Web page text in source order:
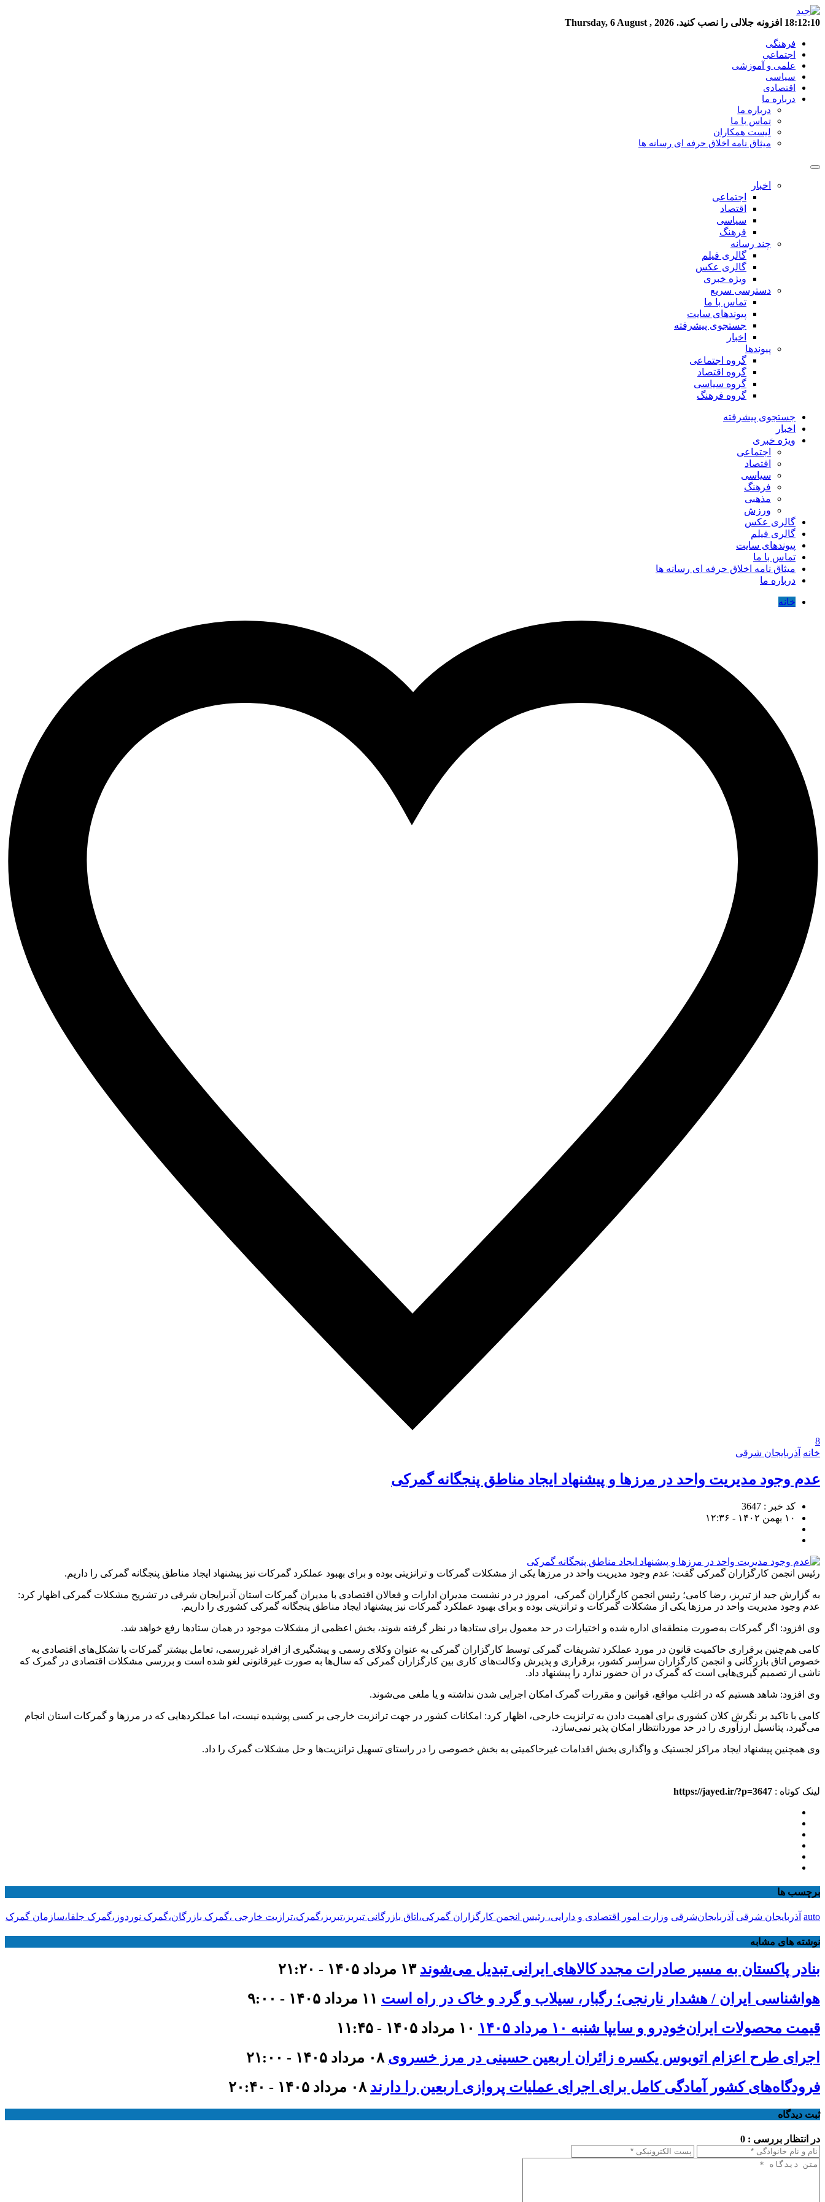
18:12:11 افزونه جلالی را نصب کنید. Thursday, 6 August , 2026
فرهنگی
اجتماعی
علمی و آموزشی
سیاسی
اقتصادی
درباره ما
درباره ما
تماس با ما
لیست همکاران
میثاق نامه اخلاق حرفه ای رسانه ها
اخبار
اجتماعی
اقتصاد
سیاسی
فرهنگ
چند رسانه
گالری فیلم
گالری عکس
ویژه خبری
دسترسی سریع
تماس با ما
پیوندهای سایت
جستجوی پیشرفته
اخبار
پیوندها
گروه اجتماعی
گروه اقتصاد
گروه سیاسی
گروه فرهنگ
جستجوی پیشرفته
اخبار
ویژه خبری
اجتماعی
اقتصاد
سیاسی
فرهنگ
مذهبی
ورزش
گالری عکس
گالری فیلم
پیوندهای سایت
تماس با ما
میثاق نامه اخلاق حرفه ای رسانه ها
درباره ما
خانه
8
خانه آذربایجان شرقی
عدم وجود مدیریت واحد در مرزها و پیشنهاد ایجاد مناطق پنجگانه گمرکی
کد خبر : 3647
۱۰ بهمن ۱۴۰۲ - ۱۲:۳۶
رئیس انجمن کارگزاران گمرکی گفت: عدم وجود مدیریت واحد در مرزها یکی از مشکلات گمرکات و ترانزیتی بوده و برای بهبود عملکرد گمرکات نیز پیشنهاد ایجاد مناطق پنجگانه گمرکی را داریم.
به گزارش جید از تبریز، رضا کامی؛ رئیس انجمن کارگزاران گمرکی، امروز در در نشست مدیران ادارات و فعالان اقتصادی با مدیران گمرکات استان آذبرایجان شرقی در تشریح مشکلات گمرکی اظهار کرد:
عدم وجود مدیریت واحد در مرزها یکی از مشکلات گمرکات و ترانزیتی بوده و برای بهبود عملکرد گمرکات نیز پیشنهاد ایجاد مناطق پنجگانه گمرکی کشوری را داریم.
وی افزود: اگر گمرکات به‌صورت منطقه‌ای اداره شده و اختیارات در حد معمول برای ستادها در نظر گرفته شوند، بخش اعظمی از مشکلات موجود در همان ستادها رفع خواهد شد.
کامی هم‌چنین برقراری حاکمیت قانون در مورد عملکرد تشریفات گمرکی توسط کارگزاران گمرکی به عنوان وکلای رسمی و پیشگیری از افراد غیررسمی، تعامل بیشتر گمرکات با تشکل‌های اقتصادی به
خصوص اتاق بازرگانی و انجمن کارگزاران سراسر کشور، برقراری و پذیرش وکالت‌های کاری بین کارگزاران گمرکی که سال‌ها به صورت غیرقانونی لغو شده است و بررسی مشکلات اقتصادی در گمرک که
ناشی از تصمیم گیری‌هایی است که گمرک در آن حضور ندارد را پیشنهاد داد.
وی افزود: شاهد هستیم که در اغلب مواقع، قوانین و مقررات گمرک امکان اجرایی شدن نداشته و یا ملغی می‌شوند.
کامی با تاکید بر نگرش کلان کشوری برای اهمیت دادن به ترانزیت خارجی، اظهار کرد: امکانات کشور در جهت ترانزیت خارجی بر کسی پوشیده نیست، اما عملکردهایی که در مرزها و گمرکات استان انجام
می‌گیرد، پتانسیل ارزآوری را در حد موردانتظار امکان پذیر نمی‌سازد.
وی همچنین پیشنهاد ایجاد مراکز لجستیک و واگذاری بخش اقدامات غیرحاکمیتی به بخش خصوصی را در راستای تسهیل ترانزیت‌ها و حل مشکلات گمرک را داد.
لینک کوتاه : https://jayed.ir/?p=3647
برچسب ها
auto آذربایجان شرقی آذربایجان‌شرقی وزارت امور اقتصادی و دارایی، رئیس انجمن کارگزاران گمرکی،اتاق بازرگانی تبریز،تبریز،گمرک،ترازیت خارجی ،گمرک بازرگان،گمرک نوردوز،گمرک جلفا،سازمان گمرک
نوشته های مشابه
بنادر پاکستان به مسیر صادرات مجدد کالاهای ایرانی تبدیل می‌شوند ۱۳ مرداد ۱۴۰۵ - ۲۱:۲۰
هواشناسی ایران / هشدار نارنجی؛ رگبار، سیلاب و گرد و خاک در راه است ۱۱ مرداد ۱۴۰۵ - ۹:۰۰
قیمت محصولات ایران‌خودرو و سایپا شنبه ۱۰ مرداد ۱۴۰۵
۱۰ مرداد ۱۴۰۵ - ۱۱:۴۵
اجرای طرح اعزام اتوبوس یکسره زائران اربعین حسینی در مرز خسروی ۰۸ مرداد ۱۴۰۵ - ۲۱:۰۰
فرودگاه‌های کشور آمادگی کامل برای اجرای عملیات پروازی اربعین را دارند ۰۸ مرداد ۱۴۰۵ - ۲۰:۴۰
ثبت دیدگاه
در انتظار بررسی : 0